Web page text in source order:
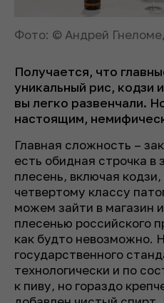
Фото: © Андрей
Получается, что
уникальный рис, кодзи
вы легко развенчали.
настоящим,
Главная сложность –
есть обидная строчка в
плесень, включая
четвертому классу
можем зайти в магазин
плесенью российского
как будто невозможно.
государственного
технологически и по
к пиву, но гораздо